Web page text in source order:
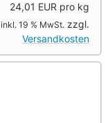
24,01 EUR pro kg
inkl. 19 % MwSt. zzgl.
Versandkosten